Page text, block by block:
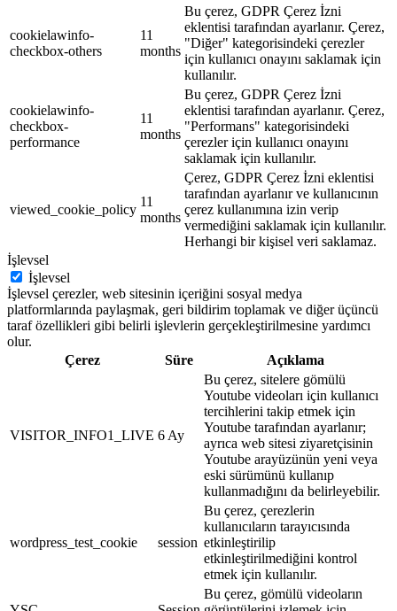
cookielawinfo-
checkbox-others
11
months
Bu çerez, GDPR Çerez İzni
eklentisi tarafından ayarlanır. Çerez,
"Diğer" kategorisindeki çerezler
için kullanıcı onayını saklamak için
kullanılır.
cookielawinfo-
checkbox-
performance
11
months
Bu çerez, GDPR Çerez İzni
eklentisi tarafından ayarlanır. Çerez,
"Performans" kategorisindeki
çerezler için kullanıcı onayını
saklamak için kullanılır.
viewed_cookie_policy
11
months
Çerez, GDPR Çerez İzni eklentisi
tarafından ayarlanır ve kullanıcının
çerez kullanımına izin verip
vermediğini saklamak için kullanılır.
Herhangi bir kişisel veri saklamaz.
İşlevsel
İşlevsel
İşlevsel çerezler, web sitesinin içeriğini sosyal medya
platformlarında paylaşmak, geri bildirim toplamak ve diğer üçüncü
taraf özellikleri gibi belirli işlevlerin gerçekleştirilmesine yardımcı
olur.
Çerez
Süre Açıklama
VISITOR_INFO1_LIVE 6 Ay
Bu çerez, sitelere gömülü
Youtube videoları için kullanıcı
tercihlerini takip etmek için
Youtube tarafından ayarlanır;
ayrıca web sitesi ziyaretçisinin
Youtube arayüzünün yeni veya
eski sürümünü kullanıp
kullanmadığını da belirleyebilir.
wordpress_test_cookie session
Bu çerez, çerezlerin
kullanıcıların tarayıcısında
etkinleştirilip
etkinleştirilmediğini kontrol
etmek için kullanılır.
Bu çerez, gömülü videoların